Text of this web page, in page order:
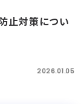
止対策につい
2026.01.05